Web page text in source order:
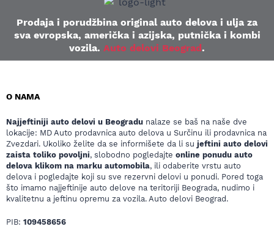
Prodaja i porudžbina original auto delova i ulja za
sva evropska, američka i azijska, putnička i kombi
vozila. Auto delovi Beograd.
O NAMA
Najjeftiniji auto delovi u Beogradu nalaze se baš na naše dve
lokacije: MD Auto prodavnica auto delova u Surčinu ili prodavnica na
Zvezdari. Ukoliko želite da se informišete da li su jeftini auto delovi
zaista toliko povoljni, slobodno pogledajte online ponudu auto
delova klikom na marku automobila, ili odaberite vrstu auto
delova i pogledajte koji su sve rezervni delovi u ponudi. Pored toga
što imamo najjeftinije auto delove na teritoriji Beograda, nudimo i
kvalitetnu a jeftinu opremu za vozila. Auto delovi Beograd.
PIB: 109458656